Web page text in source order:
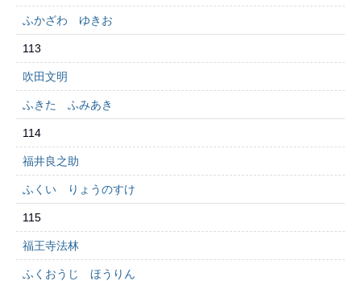
ふかざわ ゆきお
113
吹田文明
ふきた ふみあき
114
福井良之助
ふくい りょうのすけ
115
福王寺法林
ふくおうじ ほうりん